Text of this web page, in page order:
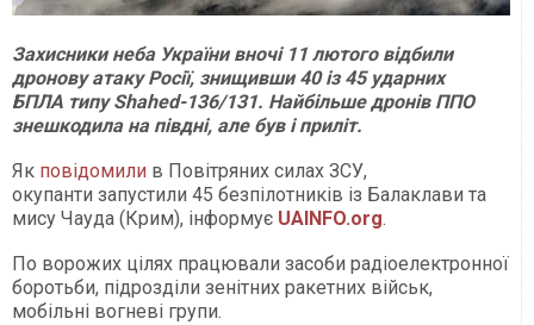
Захисники неба України вночі 11 лютого відбили
дронову атаку Росії, знищивши 40 із 45 ударних
БПЛА типу Shahed-136/131. Найбільше дронів ППО
знешкодила на півдні, але був і приліт.
Як повідомили в Повітряних силах ЗСУ,
окупанти запустили 45 безпілотників із Балаклави та
мису Чауда (Крим), інформує UAINFO.org.
По ворожих цілях працювали засоби радіоелектронної
боротьби, підрозділи зенітних ракетних військ,
мобільні вогневі групи.